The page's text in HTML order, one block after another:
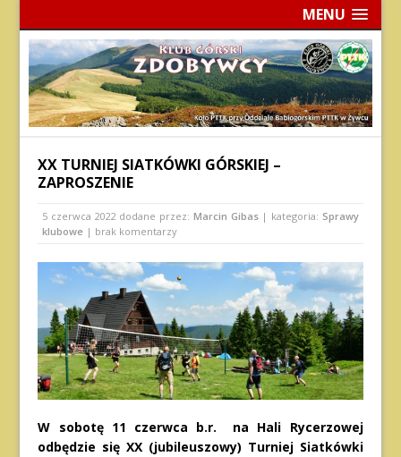
MENU
XX TURNIEJ SIATKÓWKI GÓRSKIEJ –
ZAPROSZENIE
5 czerwca 2022 dodane przez: Marcin Gibas | kategoria: Sprawy
klubowe | brak komentarzy
W sobotę 11 czerwca b.r. na Hali Rycerzowej
odbędzie się XX (jubileuszowy) Turniej Siatkówki